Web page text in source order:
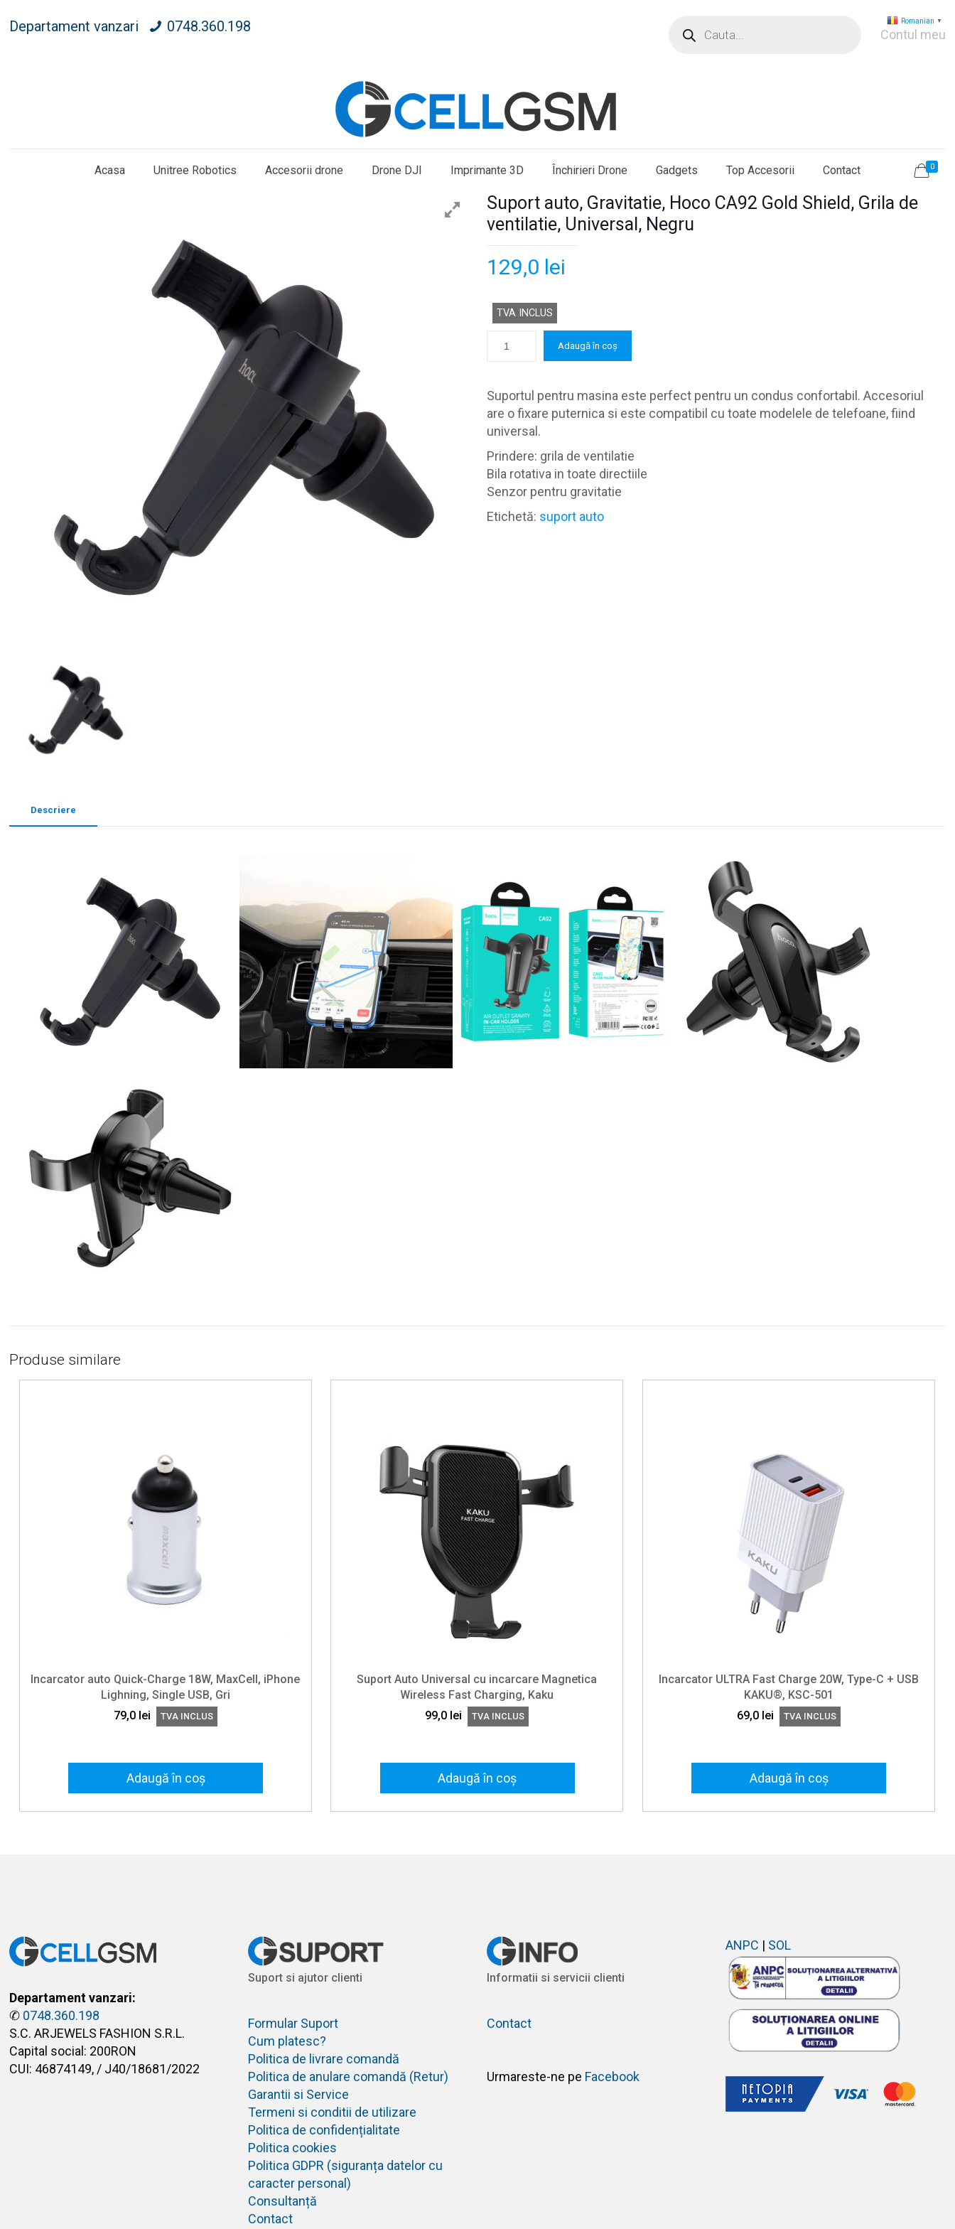
Departament vanzari 0748.360.198
search
Contul meu
Acasa Unitree Robotics Accesorii drone Drone DJI Imprimante 3D Închirieri Drone Gadgets Top Accesorii Contact 0
Suport auto, Gravitatie, Hoco CA92 Gold Shield, Grila de
ventilatie, Universal, Negru
129,0 lei
TVA INCLUS
Adaugă în coș
Suportul pentru masina este perfect pentru un condus confortabil. Accesoriul
are o fixare puternica si este compatibil cu toate modelele de telefoane, fiind
universal.
Prindere: grila de ventilatie
Bila rotativa in toate directiile
Senzor pentru gravitatie
Etichetă: suport auto
Descriere
Produse similare
Incarcator auto Quick-Charge 18W, MaxCell, iPhone
Lighning, Single USB, Gri
79,0 lei TVA INCLUS
Adaugă în coș
Suport Auto Universal cu incarcare Magnetica
Wireless Fast Charging, Kaku
99,0 lei TVA INCLUS
Adaugă în coș
Incarcator ULTRA Fast Charge 20W, Type-C + USB
KAKU®, KSC-501
69,0 lei TVA INCLUS
Adaugă în coș
Departament vanzari:
✆ 0748.360.198
S.C. ARJEWELS FASHION S.R.L.
Capital social: 200RON
CUI: 46874149, / J40/18681/2022
Suport si ajutor clienti
Formular Suport
Cum platesc?
Politica de livrare comandă
Politica de anulare comandă (Retur)
Garantii si Service
Termeni si conditii de utilizare
Politica de confidențialitate
Politica cookies
Politica GDPR (siguranța datelor cu
caracter personal)
Consultanță
Contact
Informatii si servicii clienti
Contact
Urmareste-ne pe Facebook
ANPC | SOL
Romanian ▼